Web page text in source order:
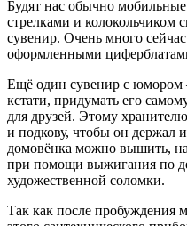
Будят нас обычно
стрелками и колокольчиком
сувенир. Очень много
оформленными
Ещё один сувенир с юмором
кстати, придумать его
для друзей. Этому
и подкову, чтобы он держал
домовёнка можно вышить,
при помощи выжигания по
художественной соломки.
Так как после пробуждения